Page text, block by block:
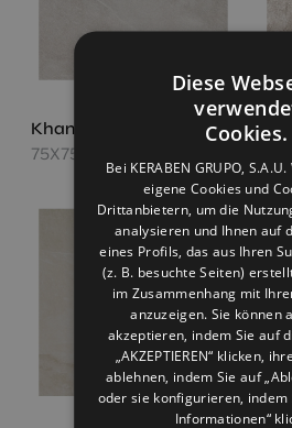
Khan White
75X75
Diese
Cookies.
Bei KERABEN GRUPO,
eigene Cookies und
Drittanbietern, um die
analysieren und Ihnen auf
eines Profils, das aus Ihren
(z. B. besuchte Seiten)
im Zusammenhang mit
anzuzeigen. Sie können
akzeptieren, indem Sie auf
„AKZEPTIEREN“ klicken,
ablehnen, indem Sie auf
oder sie konfigurieren, indem
Informationen“